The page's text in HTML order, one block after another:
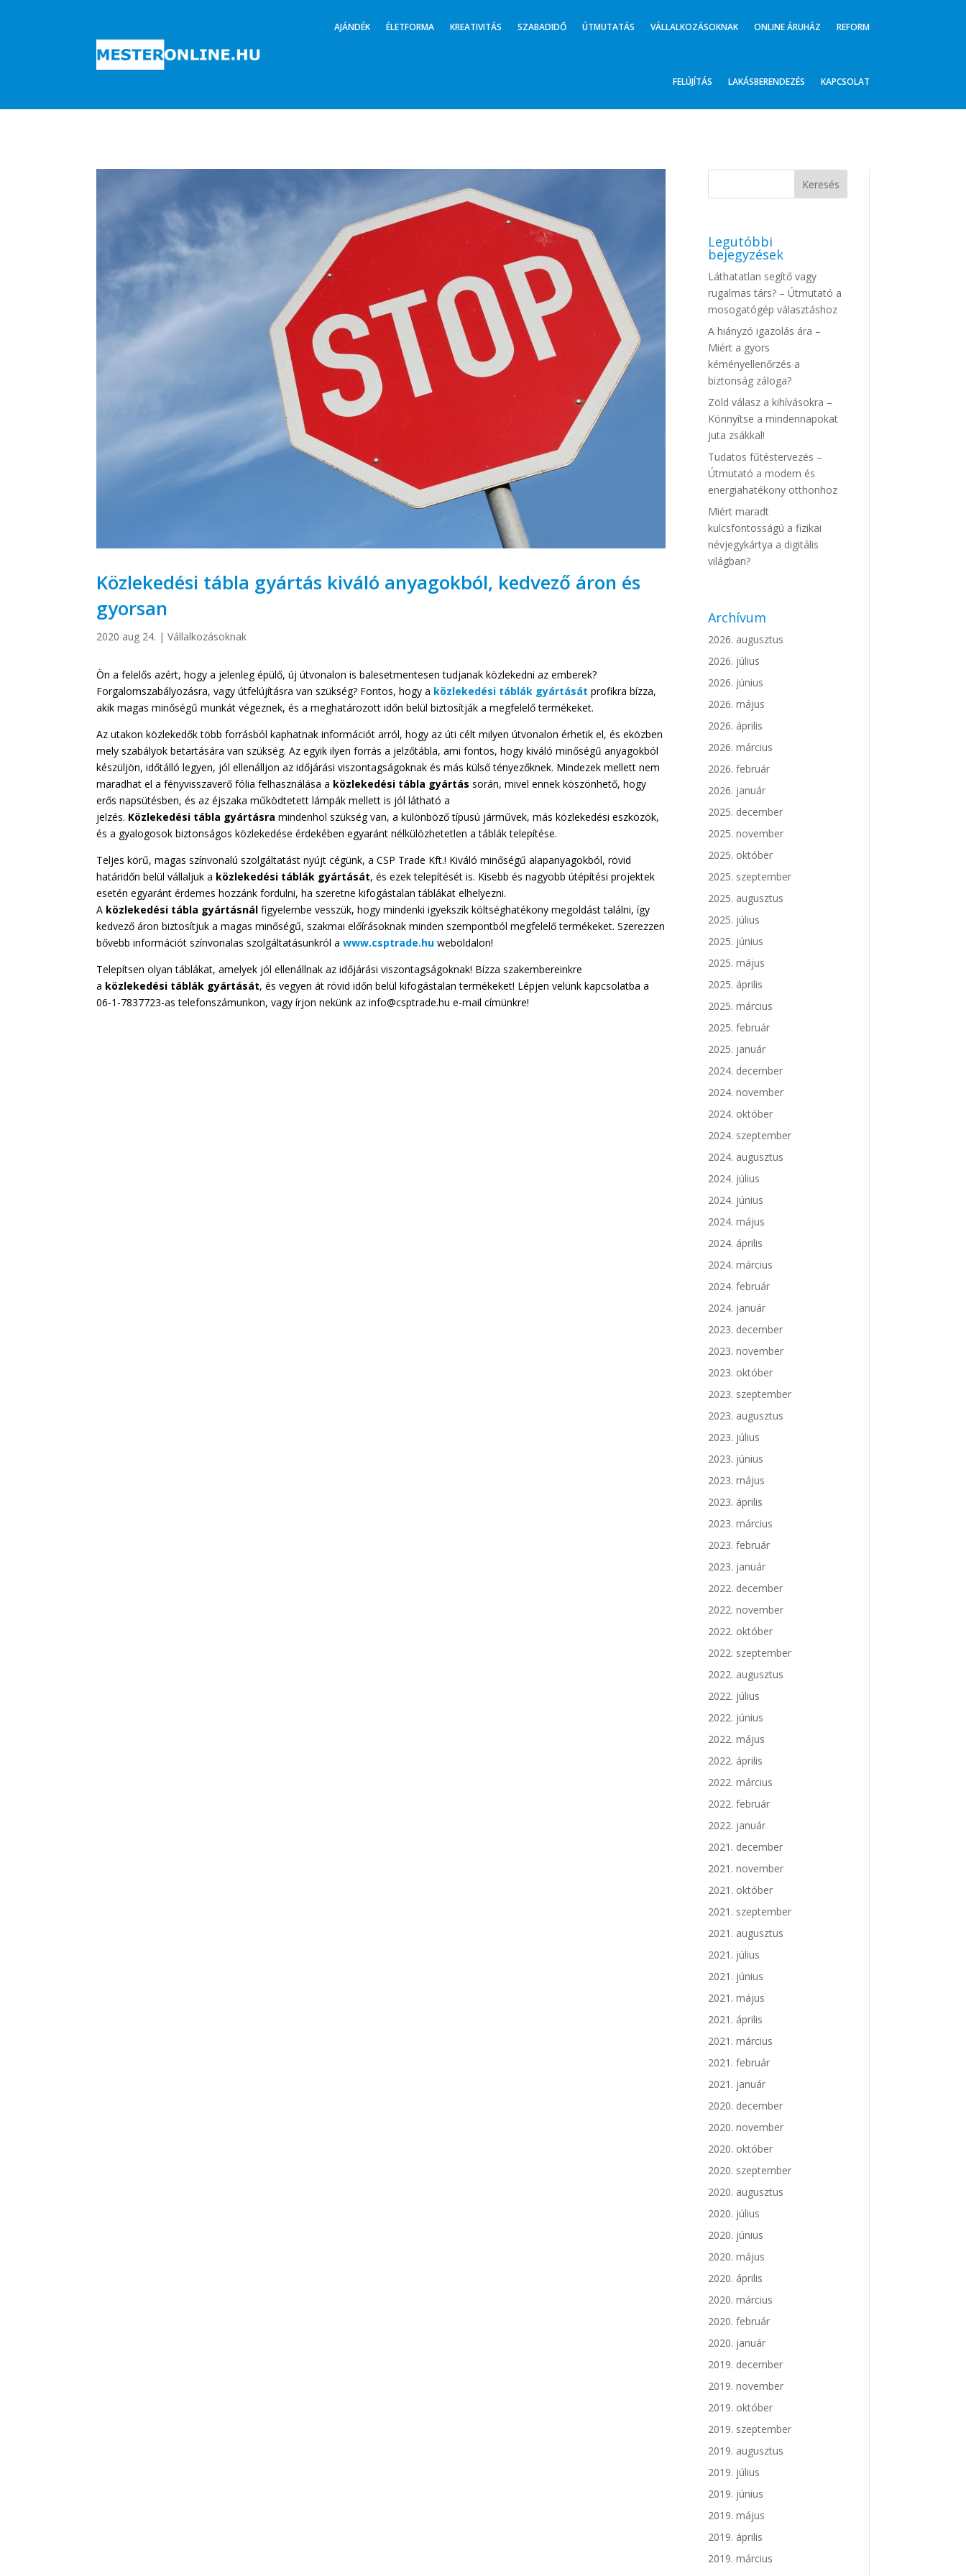
AJÁNDÉK ÉLETFORMA KREATIVITÁS SZABADIDŐ ÚTMUTATÁS VÁLLALKOZÁSOKNAK ONLINE ÁRUHÁZ REFORM
FELÚJÍTÁS LAKÁSBERENDEZÉS KAPCSOLAT
Közlekedési tábla gyártás kiváló anyagokból, kedvező áron és
gyorsan
2020 aug 24. |Vállalkozásoknak
Ön a felelős azért, hogy a jelenleg épülő, új útvonalon is balesetmentesen tudjanak közlekedni az emberek?
Forgalomszabályozásra, vagy útfelújításra van szükség? Fontos, hogy a közlekedési táblák gyártását profikra bízza,
akik magas minőségű munkát végeznek, és a meghatározott időn belül biztosítják a megfelelő termékeket.
Az utakon közlekedők több forrásból kaphatnak információt arról, hogy az úti célt milyen útvonalon érhetik el, és eközben
mely szabályok betartására van szükség. Az egyik ilyen forrás a jelzőtábla, ami fontos, hogy kiváló minőségű anyagokból
készüljön, időtálló legyen, jól ellenálljon az időjárási viszontagságoknak és más külső tényezőknek. Mindezek mellett nem
maradhat el a fényvisszaverő fólia felhasználása a közlekedési tábla gyártás során, mivel ennek köszönhető, hogy
erős napsütésben, és az éjszaka működtetett lámpák mellett is jól látható a
jelzés. Közlekedési tábla gyártásra mindenhol szükség van, a különböző típusú járművek, más közlekedési eszközök,
és a gyalogosok biztonságos közlekedése érdekében egyaránt nélkülözhetetlen a táblák telepítése.
Teljes körű, magas színvonalú szolgáltatást nyújt cégünk, a CSP Trade Kft.! Kiváló minőségű alapanyagokból, rövid
határidőn belül vállaljuk a közlekedési táblák gyártását, és ezek telepítését is. Kisebb és nagyobb útépítési projektek
esetén egyaránt érdemes hozzánk fordulni, ha szeretne kifogástalan táblákat elhelyezni.
A közlekedési tábla gyártásnál figyelembe vesszük, hogy mindenki igyekszik költséghatékony megoldást találni, így
kedvező áron biztosítjuk a magas minőségű, szakmai előírásoknak minden szempontból megfelelő termékeket. Szerezzen
bővebb információt színvonalas szolgáltatásunkról awww.csptrade.hu weboldalon!
Telepítsen olyan táblákat, amelyek jól ellenállnak az időjárási viszontagságoknak! Bízza szakembereinkre
a közlekedési táblák gyártását, és vegyen át rövid időn belül kifogástalan termékeket! Lépjen velünk kapcsolatba a
06-1-7837723-as telefonszámunkon, vagy írjon nekünk az info@csptrade.hu e-mail címünkre!
Legutóbbi
bejegyzések
Láthatatlan segítő vagy
rugalmas társ? – Útmutató a
mosogatógép választáshoz
A hiányzó igazolás ára –
Miért a gyors
kéményellenőrzés a
biztonság záloga?
Zöld válasz a kihívásokra –
Könnyítse a mindennapokat
juta zsákkal!
Tudatos fűtéstervezés –
Útmutató a modern és
energiahatékony otthonhoz
Miért maradt
kulcsfontosságú a fizikai
névjegykártya a digitális
világban?
Archívum
2026. augusztus
2026. július
2026. június
2026. május
2026. április
2026. március
2026. február
2026. január
2025. december
2025. november
2025. október
2025. szeptember
2025. augusztus
2025. július
2025. június
2025. május
2025. április
2025. március
2025. február
2025. január
2024. december
2024. november
2024. október
2024. szeptember
2024. augusztus
2024. július
2024. június
2024. május
2024. április
2024. március
2024. február
2024. január
2023. december
2023. november
2023. október
2023. szeptember
2023. augusztus
2023. július
2023. június
2023. május
2023. április
2023. március
2023. február
2023. január
2022. december
2022. november
2022. október
2022. szeptember
2022. augusztus
2022. július
2022. június
2022. május
2022. április
2022. március
2022. február
2022. január
2021. december
2021. november
2021. október
2021. szeptember
2021. augusztus
2021. július
2021. június
2021. május
2021. április
2021. március
2021. február
2021. január
2020. december
2020. november
2020. október
2020. szeptember
2020. augusztus
2020. július
2020. június
2020. május
2020. április
2020. március
2020. február
2020. január
2019. december
2019. november
2019. október
2019. szeptember
2019. augusztus
2019. július
2019. június
2019. május
2019. április
2019. március